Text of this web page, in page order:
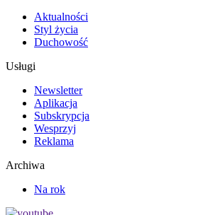
Aktualności
Styl życia
Duchowość
Usługi
Newsletter
Aplikacja
Subskrypcja
Wesprzyj
Reklama
Archiwa
Na rok